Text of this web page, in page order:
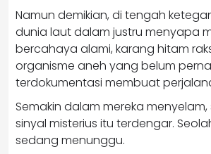
Namun demikian, di tengah
dunia laut dalam justru menyapa
bercahaya alami, karang hitam
organisme aneh yang belum
terdokumentasi membuat
Semakin dalam mereka
sinyal misterius itu terdengar.
sedang menunggu.